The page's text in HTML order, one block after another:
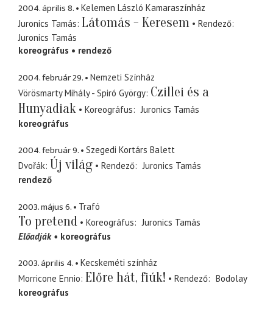
2004. április 8.
Kelemen László Kamaraszínház
Juronics Tamás Látomás - Keresem
Rendező
Juronics Tamás
koreográfus
rendező
2004. február 29.
Nemzeti Színház
Vörösmarty Mihály - Spiró György Czillei és a
Hunyadiak
Koreográfus
Juronics Tamás
koreográfus
2004. február 9.
Szegedi Kortárs Balett
Dvořák Új világ Rendező
Juronics Tamás
rendező
2003. május 6. Trafó
To pretend Koreográfus
Juronics Tamás
Előadják
koreográfus
2003. április 4.
Kecskeméti színház
Morricone Ennio Előre hát, fiúk! Rendező
Bodolay
koreográfus